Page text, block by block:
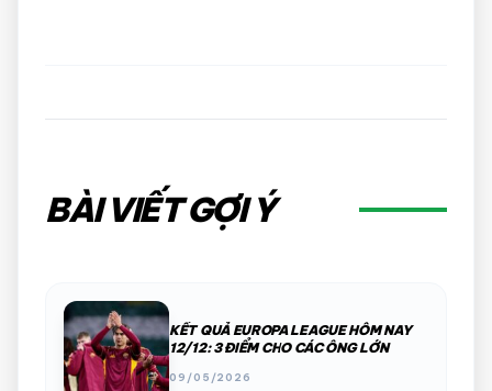
BÀI VIẾT GỢI Ý
KẾT QUẢ EUROPA LEAGUE HÔM NAY
12/12: 3 ĐIỂM CHO CÁC ÔNG LỚN
09/05/2026